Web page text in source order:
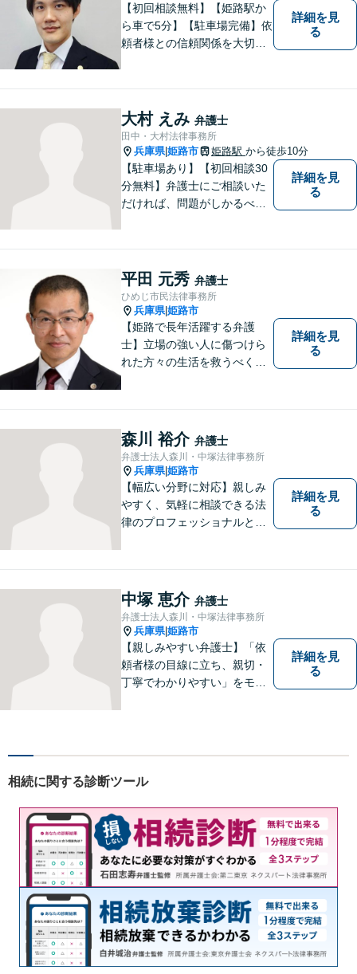
【初回相談無料】【姫路駅か
ら車で5分】【駐車場完備】依
頼者様との信頼関係を大切
談をお受けしております。離
婚・借金問題・交通事故・企
業法務など幅広く対応してい
ます。
詳細を見
る
大村 えみ 弁護士
田中・大村法律事務所
兵庫県|姫路市 姫路駅 から徒歩10分
【駐車場あり】【初回相談30
分無料】弁護士にご相談いた
だければ、問題がしかるべき
ら、お早めに弁護士にご相談
ください。
詳細を見
る
平田 元秀 弁護士
ひめじ市民法律事務所
兵庫県|姫路市
【姫路で長年活躍する弁護
士】立場の強い人に傷つけら
れた方々の生活を救うべく、
弁護士。お困りごとはなんで
もご相談ください。二人三脚
で平穏な生活を取り戻しまし
ょう。【Zoom・電話相談O
K】
詳細を見
る
森川 裕介 弁護士
弁護士法人森川・中塚法律事務所
兵庫県|姫路市
【幅広い分野に対応】親しみ
やすく、気軽に相談できる法
律のプロフェッショナルとし
して、解決への第一歩を全力
でサポートいたします。些細
なことでもお気軽にご相談く
ださい。
詳細を見
る
中塚 恵介 弁護士
弁護士法人森川・中塚法律事務所
兵庫県|姫路市
【親しみやすい弁護士】「依
頼者様の目線に立ち、親切・
丁寧でわかりやすい」をモッ
はどうにもならないと思える
とでスムーズな解決に繋がる
ことがあります。
詳細を見
る
相続に関する診断ツール